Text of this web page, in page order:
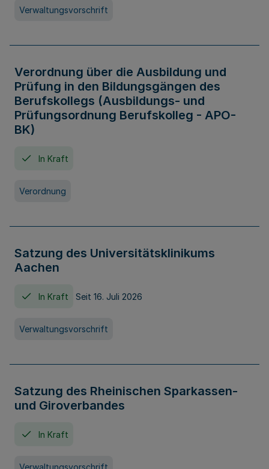
Verwaltungsvorschrift
Verordnung über die Ausbildung und
Prüfung in den Bildungsgängen des
Berufskollegs (Ausbildungs- und
Prüfungsordnung Berufskolleg - APO-
BK)
In Kraft
Verordnung
Satzung des Universitätsklinikums
Aachen
In Kraft Seit 16. Juli 2026
Verwaltungsvorschrift
Satzung des Rheinischen Sparkassen-
und Giroverbandes
In Kraft
Verwaltungsvorschrift